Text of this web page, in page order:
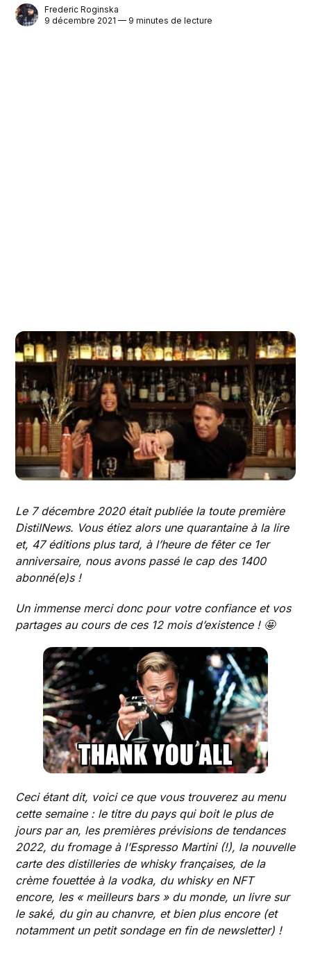
Frederic Roginska
9 décembre 2021 — 9 minutes de lecture
Le 7 décembre 2020 était publiée la toute première
DistilNews. Vous étiez alors une quarantaine à la lire
et, 47 éditions plus tard, à l’heure de fêter ce 1er
anniversaire, nous avons passé le cap des 1400
abonné(e)s !
Un immense merci donc pour votre confiance et vos
partages au cours de ces 12 mois d’existence ! 🤩
Ceci étant dit, voici ce que vous trouverez au menu
cette semaine : le titre du pays qui boit le plus de
jours par an, les premières prévisions de tendances
2022, du fromage à l’Espresso Martini (!), la nouvelle
carte des distilleries de whisky françaises, de la
crème fouettée à la vodka, du whisky en NFT
encore, les « meilleurs bars » du monde, un livre sur
le saké, du gin au chanvre, et bien plus encore (et
notamment un petit sondage en fin de newsletter) !